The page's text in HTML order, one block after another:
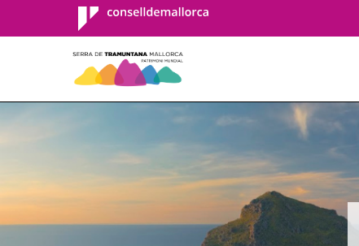
Consell de
Mallorca